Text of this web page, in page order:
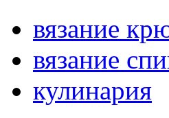
вязание
вязание
кулинария